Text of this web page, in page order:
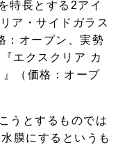
特長とする2アイ
ア・サイドガラス
：オープン、実勢
エクスクリア カ
（価格：オープ
うとするものでは
膜にするというも